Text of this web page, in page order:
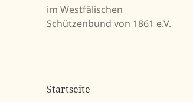
im Westfälischen
Schützenbund von 1861 e.V.
Start­sei­te